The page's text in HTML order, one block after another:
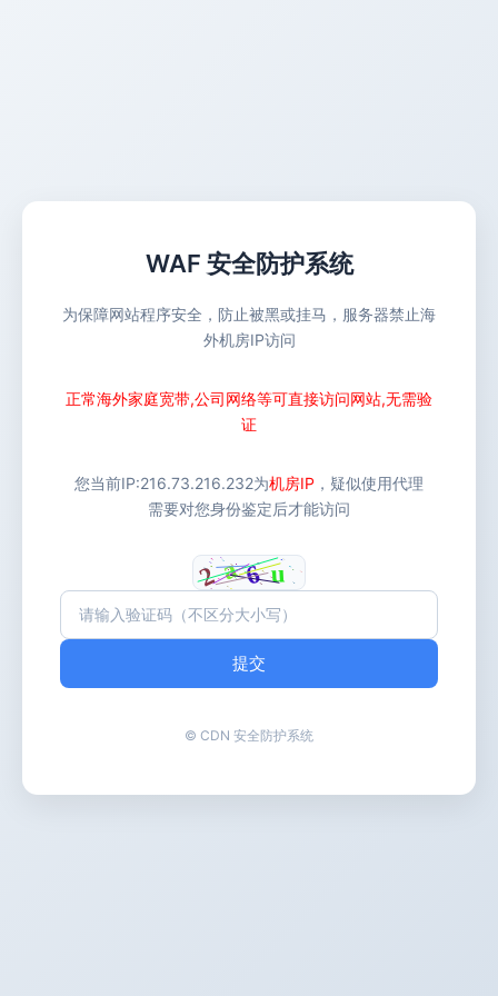
WAF 安全防护系统
为保障网站程序安全，防止被黑或挂马，服务器禁止海
外机房IP访问
正常海外家庭宽带,公司网络等可直接访问网站,无需验
证
您当前IP:216.73.216.232为机房IP ，疑似使用代理
需要对您身份鉴定后才能访问
提交
© CDN 安全防护系统